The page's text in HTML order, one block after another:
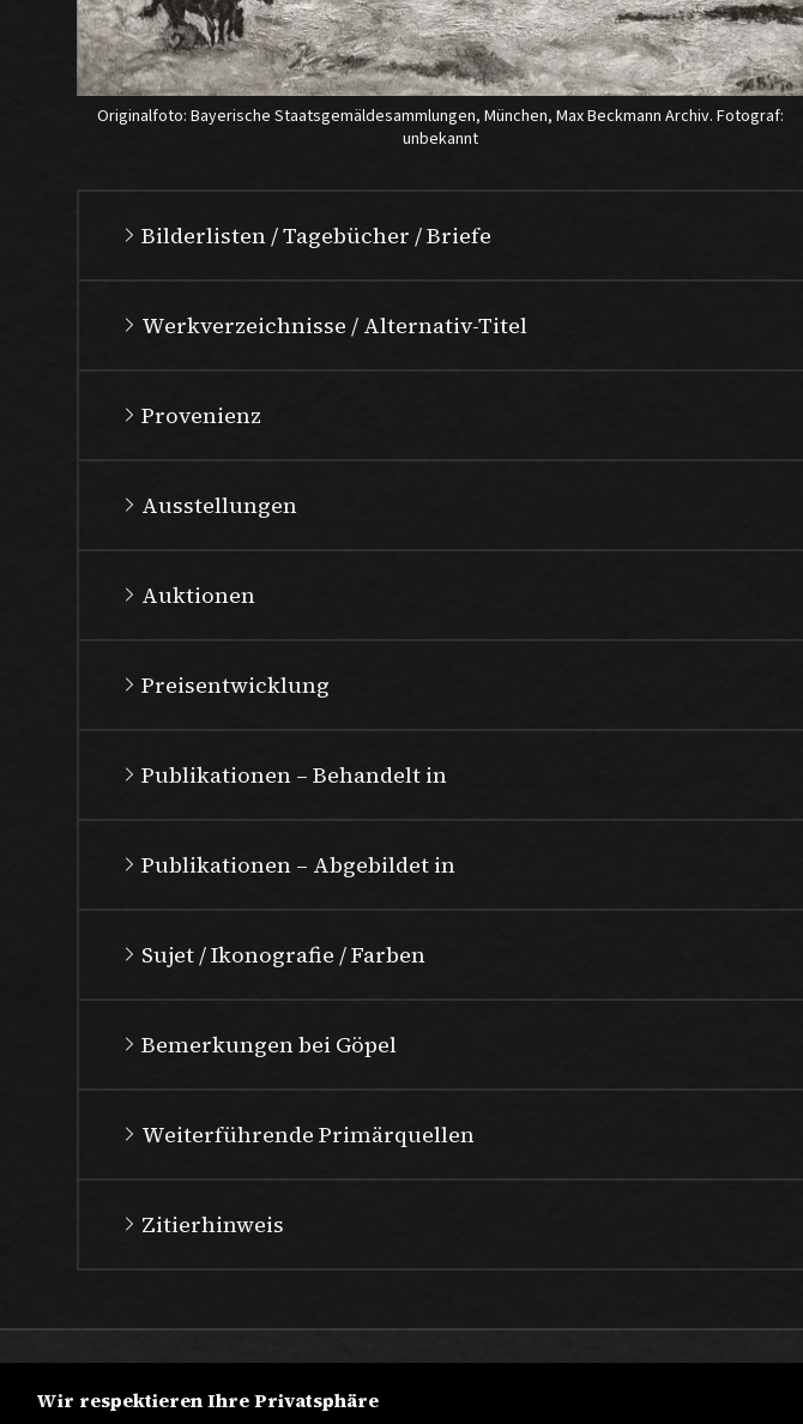
Originalfoto: Bayerische Staatsgemäldesammlungen, München, Max Beckmann Archiv. Fotograf:
unbekannt
Bilderlisten / Tagebücher / Briefe
Werkverzeichnisse / Alternativ-Titel
Provenienz
Ausstellungen
Auktionen
Preisentwicklung
Publikationen – Behandelt in
Publikationen – Abgebildet in
Sujet / Ikonografie / Farben
Bemerkungen bei Göpel
Weiterführende Primärquellen
Zitierhinweis
Wir respektieren Ihre Privatsphäre